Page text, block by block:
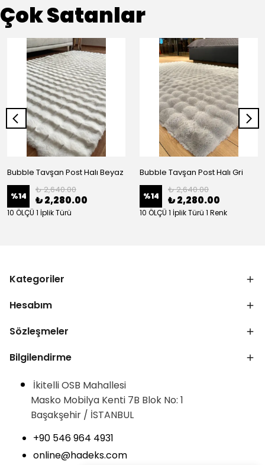
Çok Satanlar
Bubble Tavşan Post Halı Beyaz
%14
₺ 2,640.00
₺ 2,280.00
10 ÖLÇÜ 1 İplik Türü
Bubble Tavşan Post Halı Gri
%14
₺ 2,640.00
₺ 2,280.00
10 ÖLÇÜ 1 İplik Türü 1 Renk
Kategoriler
Hesabım
Sözleşmeler
Bilgilendirme
İkitelli OSB Mahallesi
Masko Mobilya Kenti 7B Blok No: 1
Başakşehir / İSTANBUL
+90 546 964 4931
online@hadeks.com